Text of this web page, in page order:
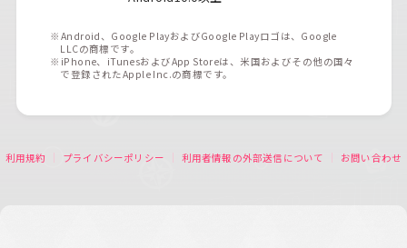
※Android、Google PlayおよびGoogle Playロゴは、Google
LLCの商標です。
※iPhone、iTunesおよびApp Storeは、米国およびその他の国々
で登録されたApple Inc.の商標です。
利用規約 プライバシーポリシー 利用者情報の外部送信について お問い合わせ